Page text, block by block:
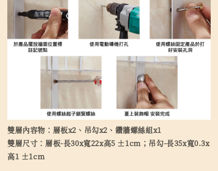
雙層內容物：層板x2、吊勾x2、鑽牆螺絲組x1
雙層尺寸：層板-長30x寬22x高5 ±1cm；吊勾-長35x寬0.3x
高1 ±1cm